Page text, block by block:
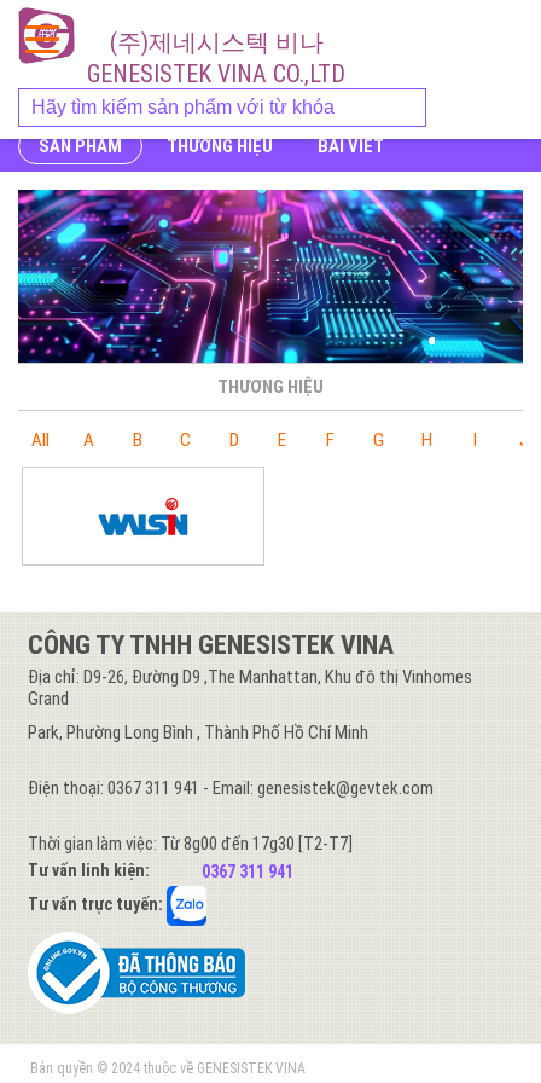
(주)제네시스텍 비나
GENESISTEK VINA CO.,LTD
SẢN PHẨM THƯƠNG HIỆU BÀI VIẾT
THƯƠNG HIỆU
All A B C D E F G H I J
CÔNG TY TNHH GENESISTEK VINA
Địa chỉ: D9-26, Đường D9 ,The Manhattan, Khu đô thị Vinhomes
Grand
Park, Phường Long Bình , Thành Phố Hồ Chí Minh
Điện thoại: 0367 311 941 - Email: genesistek@gevtek.com
Thời gian làm việc: Từ 8g00 đến 17g30 [T2-T7]
Tư vấn linh kiện:
0367 311 941
Tư vấn trực tuyến:
Bản quyền © 2024 thuộc về GENESISTEK VINA